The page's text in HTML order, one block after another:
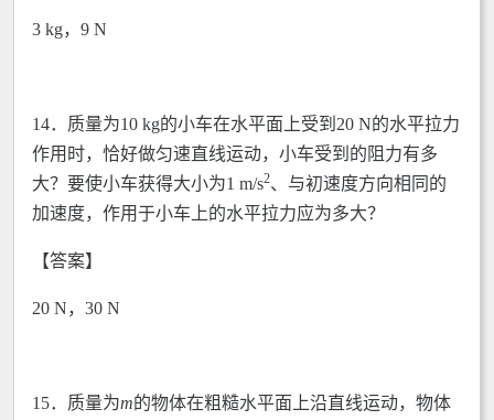
3 kg，9 N
14．质量为10 kg的小车在水平面上受到20 N的水平拉力
作用时，恰好做匀速直线运动，小车受到的阻力有多
大？要使小车获得大小为1 m/s2、与初速度方向相同的
加速度，作用于小车上的水平拉力应为多大？
【答案】
20 N，30 N
15．质量为m的物体在粗糙水平面上沿直线运动，物体